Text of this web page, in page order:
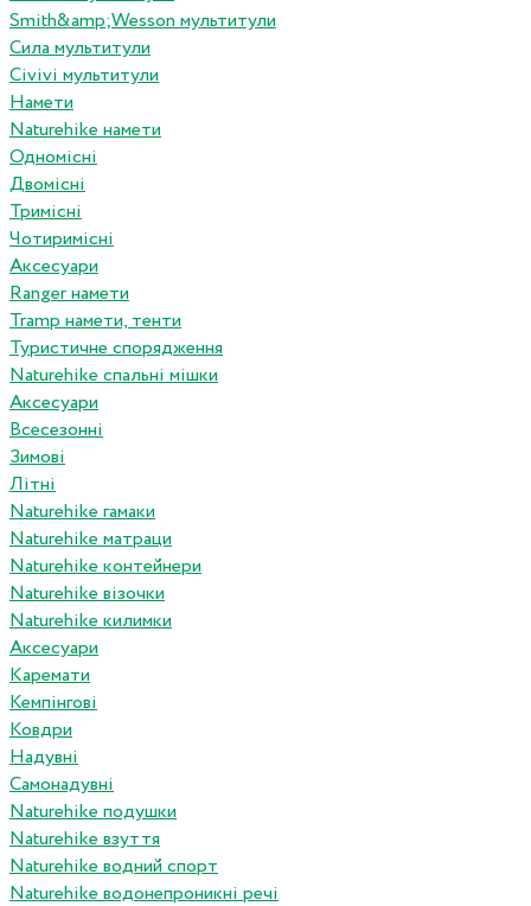
Smith&amp;Wesson мультитули
Сила мультитули
Civivi мультитули
Намети
Naturehike намети
Одномісні
Двомісні
Тримісні
Чотиримісні
Аксесуари
Ranger намети
Tramp намети, тенти
Туристичне спорядження
Naturehike спальні мішки
Аксесуари
Всесезонні
Зимові
Літні
Naturehike гамаки
Naturehike матраци
Naturehike контейнери
Naturehike візочки
Naturehike килимки
Аксесуари
Каремати
Кемпінгові
Ковдри
Надувні
Самонадувні
Naturehike подушки
Naturehike взуття
Naturehike водний спорт
Naturehike водонепроникні речі